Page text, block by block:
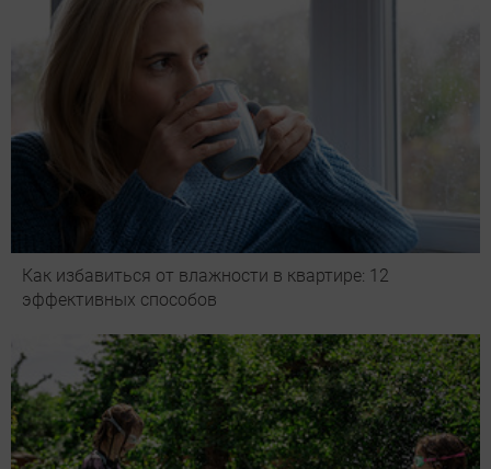
Как избавиться от влажности в квартире: 12
эффективных способов